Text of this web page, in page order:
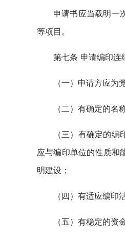
申请书应当载明一
等项目。
第七条 申请编印连
（一）申请方应为
（二）有确定的
（三）有确定的
应与编印单位的性质和
明建设；
（四）有适应编印
（五）有稳定的资